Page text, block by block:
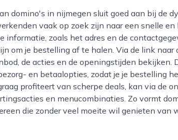
vaak op zoek zijn naar een snelle
informatie, zoals het adres en de
om je bestelling af te halen. Via de link
de acties en de openingstijden bekijken.
en betaalopties, zodat je je bestelling
profiteert van scherpe deals, kan via de
en menucombinaties. Zo vormt
die zonder veel moeite wil genieten van